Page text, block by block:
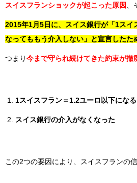
スイスフランショックが起こった原因
2015年1月5日に、スイス銀行が「1スイ
なってももう介入しない」と宣言したた
つまり今まで守られ続けてきた約束が撤
1スイスフラン＝1.2ユーロ以下にな
スイス銀行の介入がなくなった
この2つの要因により、スイスフランの